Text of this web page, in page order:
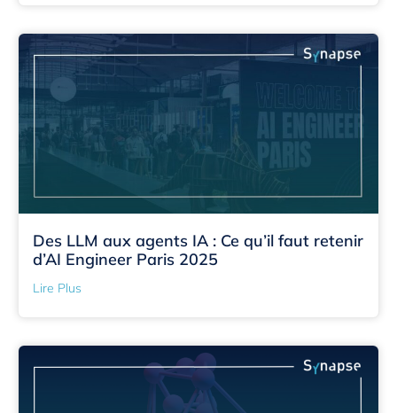
Des LLM aux agents IA : Ce qu’il faut retenir
d’AI Engineer Paris 2025
Lire Plus